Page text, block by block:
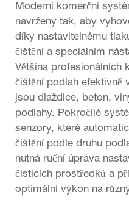
Moderní komerční
navrženy tak, aby
díky nastavitelnému
čištění a speciálním
Většina profesionálních
čištění podlah efektivně
jsou dlaždice, beton,
podlahy. Pokročilé
senzory, které
čištění podle druhu
nutná ruční úprava
čisticích prostředků a
optimální výkon na